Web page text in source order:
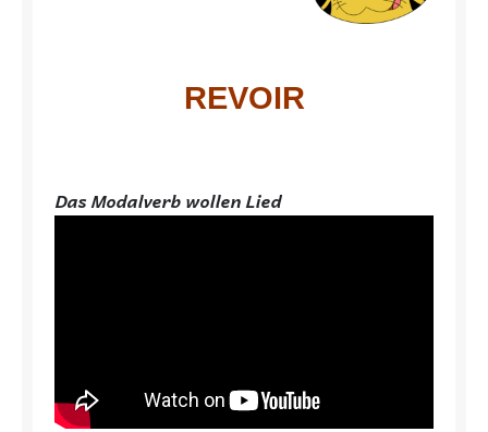
REVOIR
Das Modalverb wollen Lied